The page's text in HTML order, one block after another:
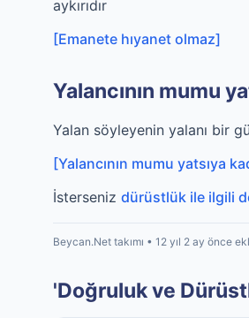
aykırıdır
[Emanete hıyanet olmaz]
Yalancının mumu
Yalan söyleyenin yalanı bir
[Yalancının mumu yatsıya
İsterseniz dürüstlük ile ilgili
Beycan.Net takımı • 12 yıl 2 ay önce
'Doğruluk ve